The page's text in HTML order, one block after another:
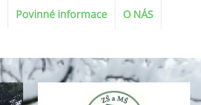
Povinné informace O NÁS